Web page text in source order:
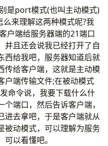
port模式(也叫主动模式)
来理解这两种模式呢?我
户端给服务器端的21端口
并且还会说我已经打开了自
西给我吧，服务器知道后就
传给客户端，这就是主动模
户端传输文件;在被动模式
命令说，我要下载什么什
端口，然后告诉客户端，
进去拿吧，于是客户端就从
被动模式，可以理解为服务
以看懂吧。